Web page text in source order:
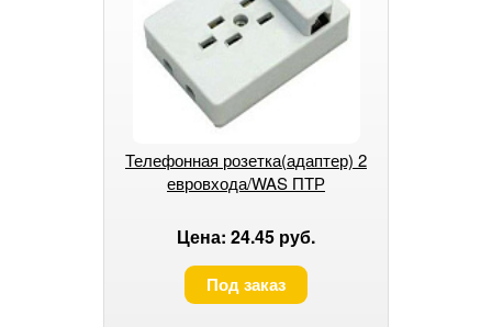
Телефонная розетка(адаптер) 2
евровхода/WAS ПТР
Цена: 24.45 руб.
Под заказ